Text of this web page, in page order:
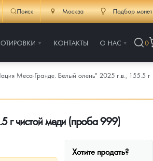
Поиск Москва Подбор монет
КОНТАКТЫ О НАС 0
Меса-Гранде. Белый олень" 2025 г.в., 155.5 г
г чистой меди (проба 999)
Хотите продать?